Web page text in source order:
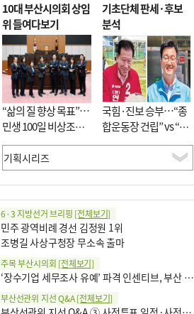
10대 부산시의회 상임
위 들여다보기
“삶의 질 향상 목표”…
민생 100일 비상조치
면밀 심사
기초단체 판세·후보
분석
국힘·진보 승부…“종
합운동장 건립” vs “출
근 공공버스 도입”
6·3 지방선거 브리핑 [전체보기]
민주 광역비례 경선 김정원 1위
조병길 사상구청장 무소속 출마
주목 부산시의회 [전체보기]
‘장수기업 세무조사 유예’ 파격 인센티브, 부산 유출 막을까
부산선관위 지선 Q&A[전체보기]